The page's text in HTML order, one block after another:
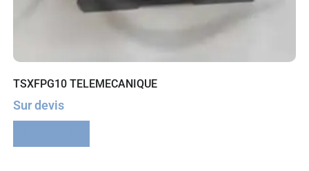
TSXFPG10 TELEMECANIQUE
Sur devis